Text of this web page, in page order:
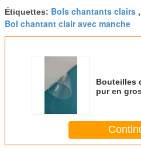
Étiquettes: Bols chantants clairs ,
Bol chantant clair avec manche
Bouteilles
pur en gros